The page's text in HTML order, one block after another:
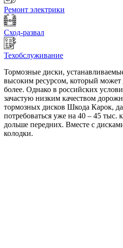
Ремонт электрики
Сход-развал
Техобслуживание
Тормозные диски,
высоким ресурсом, который может
более. Однако в российских
зачастую низким качеством
тормозных дисков Шкода Карок,
потребоваться уже на 40 – 45 тыс.
дольше передних. Вместе с
колодки.